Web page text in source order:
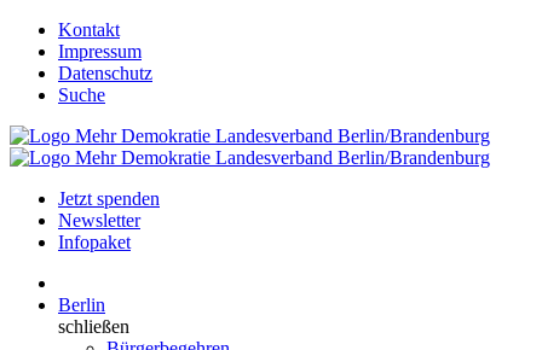
Kontakt
Impressum
Datenschutz
Suche
Jetzt spenden
Newsletter
Infopaket
Berlin
schließen